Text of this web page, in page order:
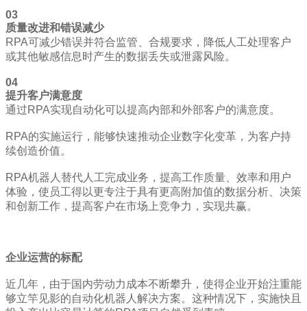
03
质量改进和错误减少
RPA可减少错误并符合监管、合规要求，降低人工处理客户
或其他敏感信息时产生的数据丢失或泄露风险。
04
提升客户满意度
通过RPA实现自动化可以提高内部和外部客户的满意度。
RPA的实施运行，能够快速推动企业数字化变革，为客户持
续创造价值。
RPA机器人替代人工完成业务，提高工作质量、效率和用户
体验，使员工得以更专注于具有更高附加值的数据分析、决策
和创新工作，提高客户在市场上竞争力，实现共赢。
企业运营的标配
近几年，由于国内劳动力成本不断攀升，使得企业开始注重能
够立竿见影的自动化机器人解决方案。这种情况下，实施快且